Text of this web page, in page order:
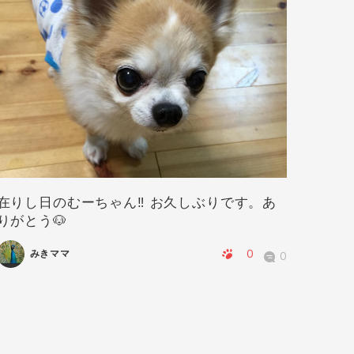
りし日のむーちゃん‼️ お久しぶりです。あ
がとう🐶
みきママ 0 0